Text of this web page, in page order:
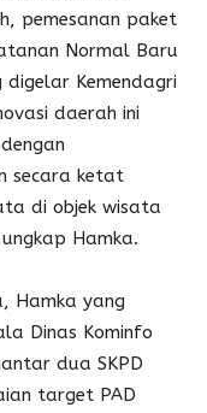
pemesanan paket
Normal Baru
Kemendagri
daerah ini
secara ketat
di objek wisata
Hamka.
Hamka yang
Dinas Kominfo
dua SKPD
target PAD